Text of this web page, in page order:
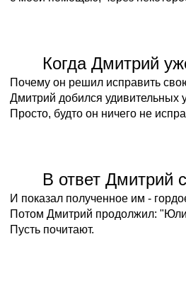
Когда Дмитрий
Почему он решил исправить
Дмитрий добился удивительных
Просто, будто он ничего не
В ответ Дмитрий
И показал полученное им -
Потом Дмитрий продолжил:
Пусть почитают.